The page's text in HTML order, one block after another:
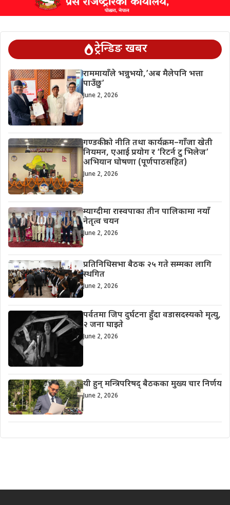
ट्रेन्डिङ खबर
राममायाँले भन्नुभयो,’अब मैलेपनि भत्ता
पाउँछु’
June 2, 2026
गण्डकीको नीति तथा कार्यक्रम–गाँजा खेती
नियमन, एआई प्रयोग र ‘रिटर्न टु भिलेज’
अभियान घोषणा (पूर्णपाठसहित)
June 2, 2026
म्याग्दीमा रास्वपाका तीन पालिकामा नयाँ
नेतृत्व चयन
June 2, 2026
प्रतिनिधिसभा बैठक २५ गते सम्मका लागि
स्थगित
June 2, 2026
पर्वतमा जिप दुर्घटना हुँदा वडासदस्यको मृत्यु,
२ जना घाइते
June 2, 2026
यी हुन् मन्त्रिपरिषद् बैठकका मुख्य चार निर्णय
June 2, 2026